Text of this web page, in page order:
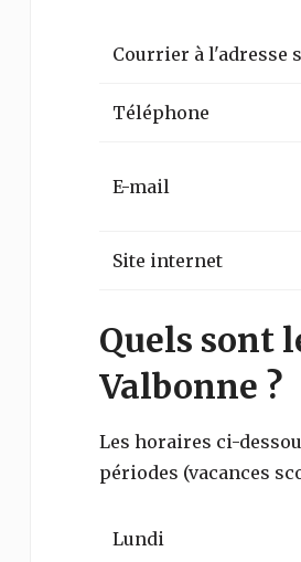
Courrier à l'adresse
Téléphone
E-mail
Site internet
Quels sont
Valbonne ?
Les horaires ci-
périodes (vacances
Lundi